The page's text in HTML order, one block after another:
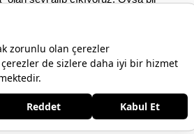
gün içinde elinin en çok gittiği, en kişisel
gerekir. İşte o "imza parçayı" bulma
aslında sabırdır.
Bütün Havanı Değiştiren O
Her Zaman
Ücretsiz İade
Sepetim Üye Girişi